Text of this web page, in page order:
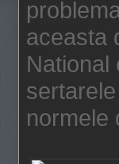
aceasta
National
normele